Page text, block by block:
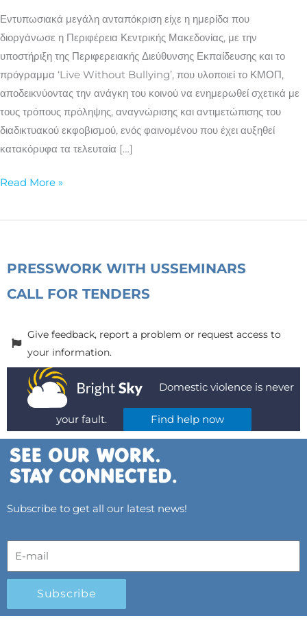
Εντυπωσιακά μεγάλη ανταπόκριση είχε η ημερίδα που
διοργάνωσε η Περιφέρεια Κεντρικής Μακεδονίας, με την
υποστήριξη της Περιφερειακής Διεύθυνσης Εκπαίδευσης και το
πρόγραμμα ‘Live Without Bullying’, που υλοποιεί το ΚΜΟΠ,
αποδεικνύοντας την ανάγκη του κοινού να ενημερωθεί σχετικά με
τους τρόπους πρόληψης, αναγνώρισης και αντιμετώπισης του
διαδικτυακού εκφοβισμού, ενός φαινομένου που έχει αυξηθεί
κατακόρυφα τα τελευταία […]
Read More »
PRESSWORK WITH USSEMINARS
CALL FOR TENDERS
Give feedback, report a problem or request access to
your information.
Domestic violence is never
your fault. Find help now
Subscribe to get all our latest news!
Subscribe